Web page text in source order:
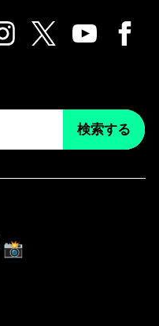
検索する
📸